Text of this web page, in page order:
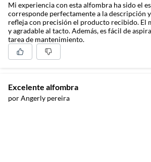
Mi experiencia con esta alfombra ha sido el
corresponde perfectamente a la descripción
refleja con precisión el producto recibido. El
y agradable al tacto. Además, es fácil de
tarea de mantenimiento.
Excelente alfombra
por Angerly pereira